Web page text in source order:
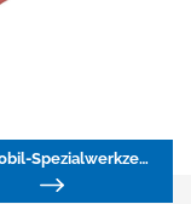
Automobil-Spezialwerkzeuge